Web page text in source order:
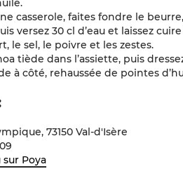
casserole, faites fondre le
versez 30 cl d’eau et laissez
le sel, le poivre et les zestes.
tiède dans l’assiette, puis
à côté, rehaussée de pointes
73150 Val-d'Isère
sur Poya